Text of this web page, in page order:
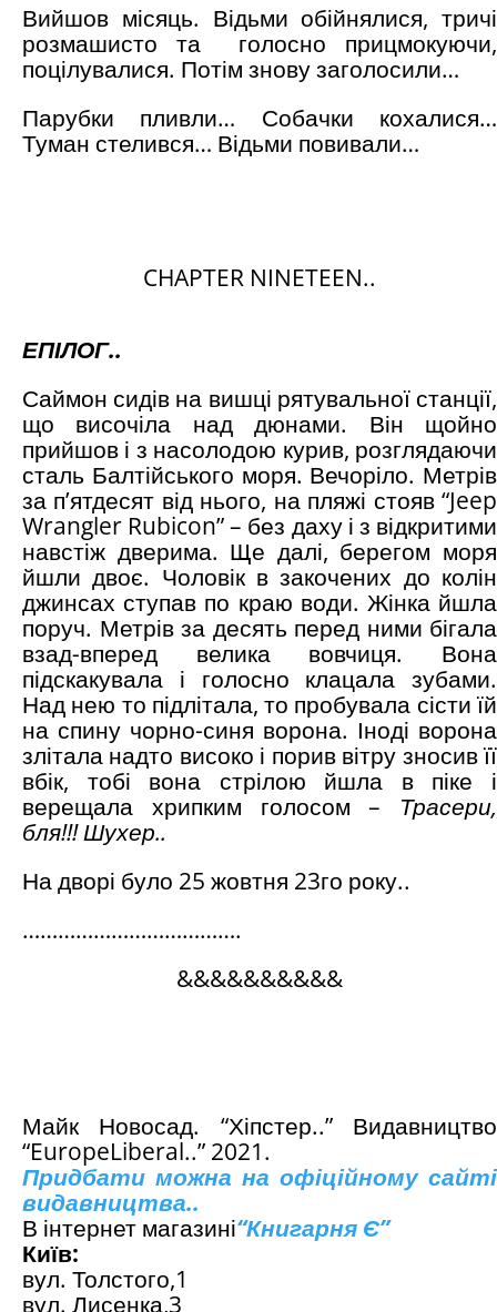
Вийшов місяць. Відьми обійнялися, тричі
розмашисто та голосно прицмокуючи,
поцілувалися. Потім знову заголосили…
Парубки пливли… Собачки кохалися…
Туман стелився… Відьми повивали…
CHAPTER NINETEEN..
ЕПІЛОГ..
Саймон сидів на вишці рятувальної станції,
що височіла над дюнами. Він щойно
прийшов і з насолодою курив, розглядаючи
сталь Балтійського моря. Вечоріло. Метрів
за п’ятдесят від нього, на пляжі стояв “Jeep
Wrangler Rubicon” – без даху і з відкритими
навстіж дверима. Ще далі, берегом моря
йшли двоє. Чоловік в закочених до колін
джинсах ступав по краю води. Жінка йшла
поруч. Метрів за десять перед ними бігала
взад-вперед велика вовчиця. Вона
підскакувала і голосно клацала зубами.
Над нею то підлітала, то пробувала сісти їй
на спину чорно-синя ворона. Іноді ворона
злітала надто високо і порив вітру зносив її
вбік, тобі вона стрілою йшла в піке і
верещала хрипким голосом – Трасери,
бля!!! Шухер..
На дворі було 25 жовтня 23го року..
……………………………….
&&&&&&&&&&
Майк Новосад. “Хіпстер..” Видавництво
“EuropeLiberal..” 2021.
Придбати можна на офіційному сайті
видавництва..
В інтернет магазині“Книгарня Є”
Київ:
вул. Толстого,1
вул. Лисенка,3